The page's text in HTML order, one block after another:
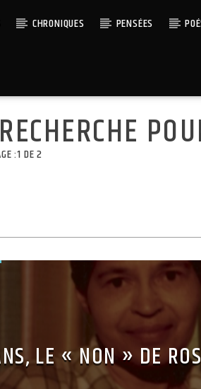
CHRONIQUES PENSÉES
:1 DE 2
LE « NON » DE